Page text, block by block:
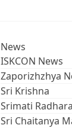
News
ISKCON News
Zaporizhzhya
Sri Krishna
Srimati
Sri Chaitanya